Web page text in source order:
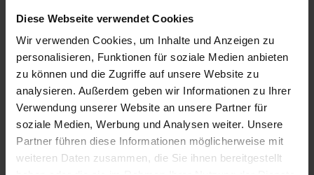
Diese Webseite verwendet Cookies
Wir verwenden Cookies, um Inhalte und Anzeigen zu
personalisieren, Funktionen für soziale Medien anbieten
zu können und die Zugriffe auf unsere Website zu
analysieren. Außerdem geben wir Informationen zu Ihrer
Verwendung unserer Website an unsere Partner für
soziale Medien, Werbung und Analysen weiter. Unsere
Partner führen diese Informationen möglicherweise mit
weiteren Daten zusammen, die Sie ihnen bereitgestellt
beispielsweise der Abfallwirtschaft, dem
Klimaschutz oder der Chemikalienpolitik,
kooperative Lösungen verstärkt eingesetzt. Zudem
mehren sich die Anzeichen, dass traditionelles,
hoheitliches staatliches Handeln mehr und mehr an
seine Grenzen stößt. Dabei sind die Einschätzungen
hinsichtlich der Erfolgswirksamkeit kooperativer
Lösungen in hohem Maße umstritten, und die